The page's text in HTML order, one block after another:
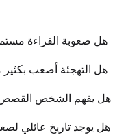
هل صعوبة القراءة
هل التهجئة أصعب بكثير
هل يفهم الشخص القصص
هل يوجد تاريخ عائلي